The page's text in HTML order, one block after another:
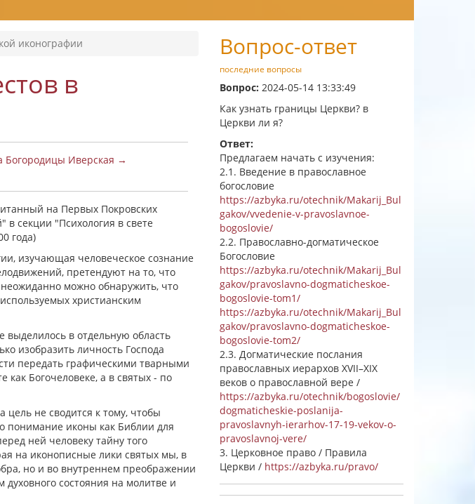
иконографии
в
Богородицы Иверская →
на Первых Покровских
в секции "Психология в свете
года)
изучающая человеческое сознание
претендуют на то, что
можно обнаружить, что
христианским
выделилось в отдельную область
изобразить личность Господа
передать графическими тварными
как Богочеловеке, а в святых - по
не сводится к тому, чтобы
понимание иконы как Библии для
ней человеку тайну того
на иконописные лики святых мы, в
но и во внутреннем преображении
состояния на молитве и
Вопрос-ответ
последние вопросы
Вопрос: 2024-05-14 13:33:49
Как узнать границы Церкви? в
Церкви ли я?
Ответ:
Предлагаем начать с изучения:
2.1. Введение в православное
богословие
https://azbyka.ru/otechnik/Makarij_Bul
gakov/vvedenie-v-pravoslavnoe-
bogoslovie/
2.2. Православно-догматическое
Богословие
https://azbyka.ru/otechnik/Makarij_Bul
gakov/pravoslavno-dogmaticheskoe-
bogoslovie-tom1/
https://azbyka.ru/otechnik/Makarij_Bul
gakov/pravoslavno-dogmaticheskoe-
bogoslovie-tom2/
2.3. Догматические послания
православных иерархов XVII–XIX
веков о православной вере /
https://azbyka.ru/otechnik/bogoslovie/
dogmaticheskie-poslanija-
pravoslavnyh-ierarhov-17-19-vekov-o-
pravoslavnoj-vere/
3. Церковное право / Правила
Церкви / https://azbyka.ru/pravo/